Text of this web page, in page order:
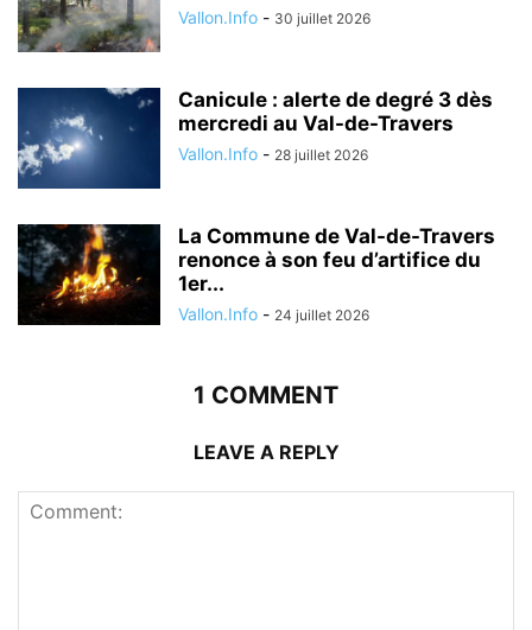
Vallon.Info - 30 juillet 2026
Canicule : alerte de degré 3 dès
mercredi au Val-de-Travers
Vallon.Info - 28 juillet 2026
La Commune de Val-de-Travers
renonce à son feu d’artifice du
1er...
Vallon.Info - 24 juillet 2026
1 COMMENT
LEAVE A REPLY